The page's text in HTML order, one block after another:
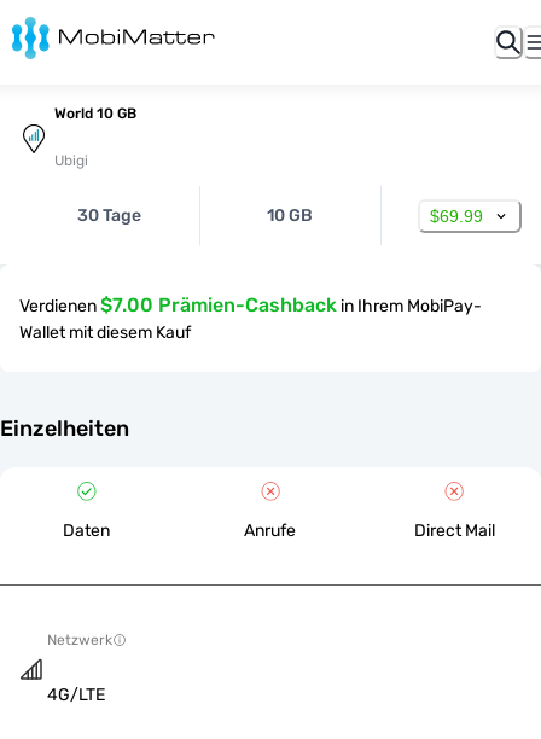
World 10 GB
Ubigi
30 Tage 10 GB $69.99
Verdienen$7.00 Prämien-Cashback in Ihrem MobiPay-
Wallet mit diesem Kauf
Einzelheiten
Daten Anrufe Direct Mail
Netzwerk
4G/LTE